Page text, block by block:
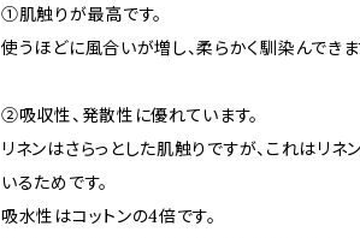
①肌触りが最高です。
使うほどに風合いが増し、柔らかく馴染んできま
②吸収性、発散性に優れています。
リネンはさらっとした肌触りですが、これはリ
いるためです。
吸水性はコットンの4倍です。